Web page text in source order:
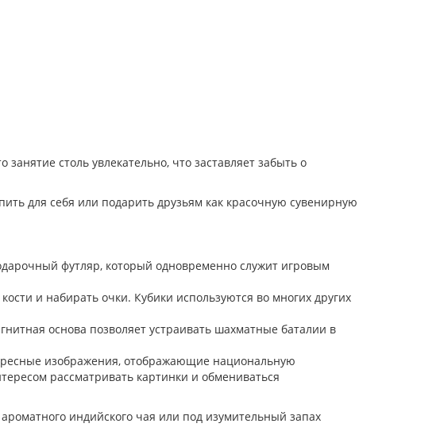
столь увлекательно, что заставляет забыть о
для себя или подарить друзьям как красочную сувенирную
футляр, который одновременно служит игровым
и набирать очки. Кубики используются во многих других
основа позволяет устраивать шахматные баталии в
изображения, отображающие национальную
рассматривать картинки и обмениваться
индийского чая или под изумительный запах